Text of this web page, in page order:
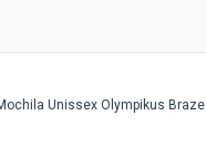
Unissex Olympikus Braze